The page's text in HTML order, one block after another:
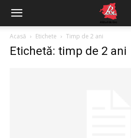
Acasă Etichete Timp de 2 ani
Etichetă: timp de 2 ani